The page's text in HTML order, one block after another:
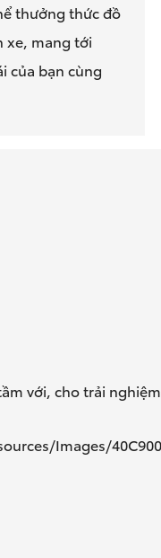
thưởng thức đồ
xe, mang tới
của bạn cùng
với, cho trải